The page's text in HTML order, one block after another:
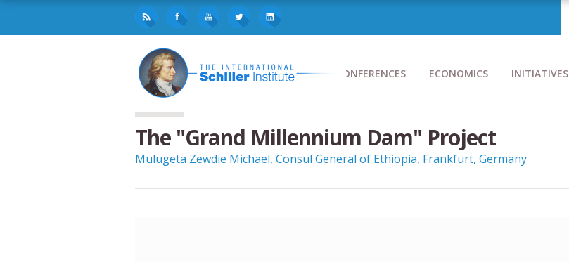
CONFERENCES ECONOMICS INITIATIVES
The "Grand Millennium Dam" Project
Mulugeta Zewdie Michael, Consul General of Ethiopia, Frankfurt, Germany